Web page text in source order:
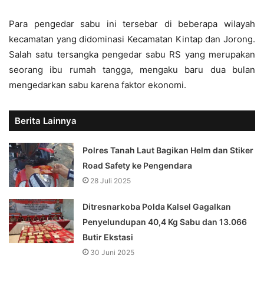
Para pengedar sabu ini tersebar di beberapa wilayah
kecamatan yang didominasi Kecamatan Kintap dan Jorong.
Salah satu tersangka pengedar sabu RS yang merupakan
seorang ibu rumah tangga, mengaku baru dua bulan
mengedarkan sabu karena faktor ekonomi.
Berita Lainnya
Polres Tanah Laut Bagikan Helm dan Stiker
Road Safety ke Pengendara
28 Juli 2025
Ditresnarkoba Polda Kalsel Gagalkan
Penyelundupan 40,4 Kg Sabu dan 13.066
Butir Ekstasi
30 Juni 2025